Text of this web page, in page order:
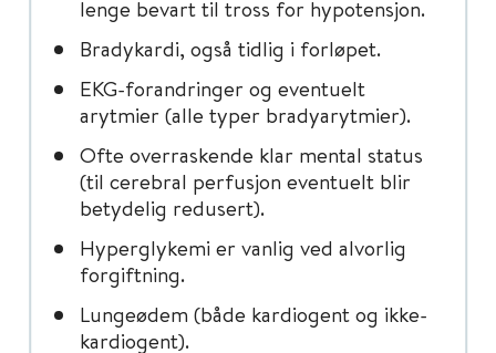
lenge bevart til tross for hypotensjon.
Bradykardi, også tidlig i forløpet.
EKG-forandringer og eventuelt
arytmier (alle typer bradyarytmier).
Ofte overraskende klar mental status
(til cerebral perfusjon eventuelt blir
betydelig redusert).
Hyperglykemi er vanlig ved alvorlig
forgiftning.
Lungeødem (både kardiogent og ikke-
kardiogent).